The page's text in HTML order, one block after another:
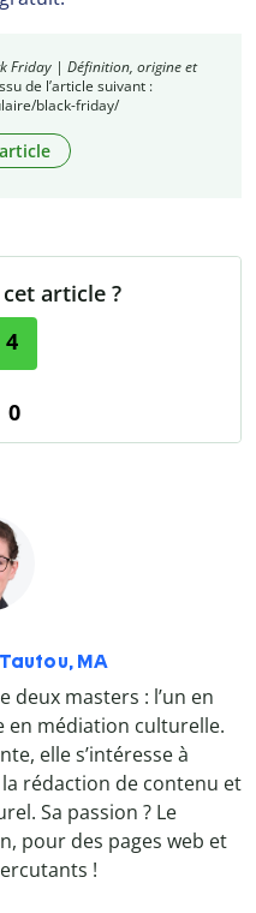
Friday | Définition, origine et
de l’article suivant :
black-friday/
article ?
4
0
MA
deux masters : l’un en
en médiation culturelle.
elle s’intéresse à
rédaction de contenu et
Sa passion ? Le
pour des pages web et
!